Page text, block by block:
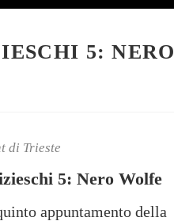
5: NERO
di Trieste
5: Nero Wolfe
appuntamento della